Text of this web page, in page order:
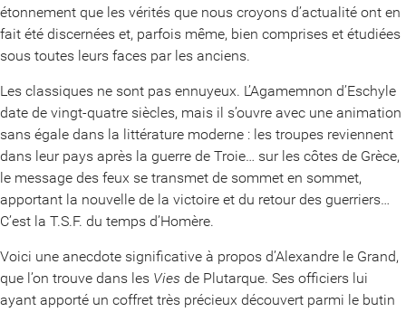
étonnement que les vérités que nous croyons d’actualité ont en
fait été discernées et, parfois même, bien comprises et étudiées
sous toutes leurs faces par les anciens.
Les classiques ne sont pas ennuyeux. L’Agamemnon d’Eschyle
date de vingt-quatre siècles, mais il s’ouvre avec une animation
sans égale dans la littérature moderne : les troupes reviennent
dans leur pays après la guerre de Troie… sur les côtes de Grèce,
le message des feux se transmet de sommet en sommet,
apportant la nouvelle de la victoire et du retour des guerriers…
C’est la T.S.F. du temps d’Homère.
Voici une anecdote significative à propos d’Alexandre le Grand,
que l’on trouve dans les Vies de Plutarque. Ses officiers lui
ayant apporté un coffret très précieux découvert parmi le butin